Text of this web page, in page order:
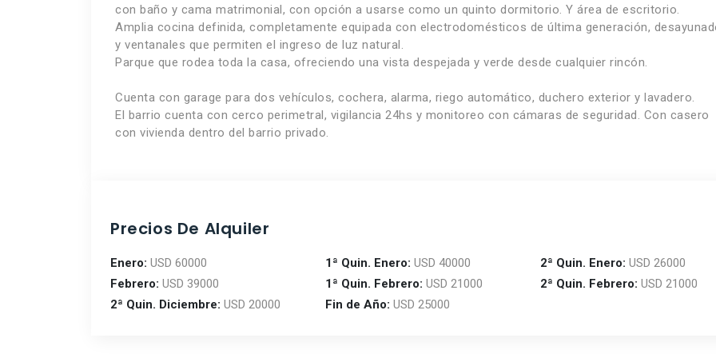
con baño y cama matrimonial, con opción a usarse como un quinto dormitorio. Y área de escritorio.
Amplia cocina definida, completamente equipada con electrodomésticos de última generación,
y ventanales que permiten el ingreso de luz natural.
Parque que rodea toda la casa, ofreciendo una vista despejada y verde desde cualquier rincón.
Cuenta con garage para dos vehículos, cochera, alarma, riego automático, duchero exterior y lavadero.
El barrio cuenta con cerco perimetral, vigilancia 24hs y monitoreo con cámaras de seguridad. Con casero
con vivienda dentro del barrio privado.
Precios De Alquiler
Enero: USD 60000 1ª Quin. Enero: USD 40000 2ª Quin. Enero: USD 26000
Febrero: USD 39000 1ª Quin. Febrero: USD 21000 2ª Quin. Febrero: USD 21000
2ª Quin. Diciembre: USD 20000 Fin de Año: USD 25000